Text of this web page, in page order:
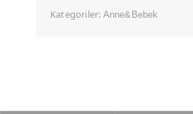
Kategoriler: Anne&Bebek